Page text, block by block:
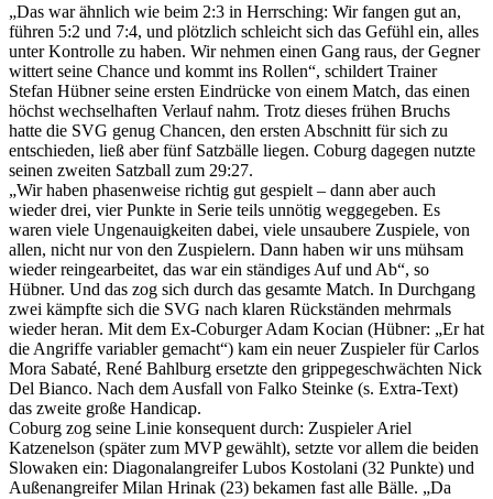
„Das war ähnlich wie beim 2:3 in Herrsching: Wir fangen gut an,
führen 5:2 und 7:4, und plötzlich schleicht sich das Gefühl ein, alles
unter Kontrolle zu haben. Wir nehmen einen Gang raus, der Gegner
wittert seine Chance und kommt ins Rollen“, schildert Trainer
Stefan Hübner seine ersten Eindrücke von einem Match, das einen
höchst wechselhaften Verlauf nahm. Trotz dieses frühen Bruchs
hatte die SVG genug Chancen, den ersten Abschnitt für sich zu
entschieden, ließ aber fünf Satzbälle liegen. Coburg dagegen nutzte
seinen zweiten Satzball zum 29:27.
„Wir haben phasenweise richtig gut gespielt – dann aber auch
wieder drei, vier Punkte in Serie teils unnötig weggegeben. Es
waren viele Ungenauigkeiten dabei, viele unsaubere Zuspiele, von
allen, nicht nur von den Zuspielern. Dann haben wir uns mühsam
wieder reingearbeitet, das war ein ständiges Auf und Ab“, so
Hübner. Und das zog sich durch das gesamte Match. In Durchgang
zwei kämpfte sich die SVG nach klaren Rückständen mehrmals
wieder heran. Mit dem Ex-Coburger Adam Kocian (Hübner: „Er hat
die Angriffe variabler gemacht“) kam ein neuer Zuspieler für Carlos
Mora Sabaté, René Bahlburg ersetzte den grippegeschwächten Nick
Del Bianco. Nach dem Ausfall von Falko Steinke (s. Extra-Text)
das zweite große Handicap.
Coburg zog seine Linie konsequent durch: Zuspieler Ariel
Katzenelson (später zum MVP gewählt), setzte vor allem die beiden
Slowaken ein: Diagonalangreifer Lubos Kostolani (32 Punkte) und
Außenangreifer Milan Hrinak (23) bekamen fast alle Bälle. „Da